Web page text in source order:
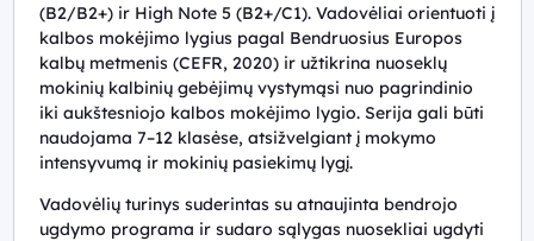
(B2/B2+) ir High Note 5 (B2+/C1). Vadovėliai orientuoti į
kalbos mokėjimo lygius pagal Bendruosius Europos
kalbų metmenis (CEFR, 2020) ir užtikrina nuoseklų
mokinių kalbinių gebėjimų vystymąsi nuo pagrindinio
iki aukštesniojo kalbos mokėjimo lygio. Serija gali būti
naudojama 7–12 klasėse, atsižvelgiant į mokymo
intensyvumą ir mokinių pasiekimų lygį.
Vadovėlių turinys suderintas su atnaujinta bendrojo
ugdymo programa ir sudaro sąlygas nuosekliai ugdyti